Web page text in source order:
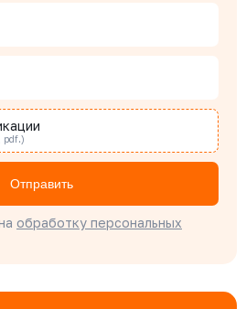
продаж
pdf.)
Отправить
обработку персональных